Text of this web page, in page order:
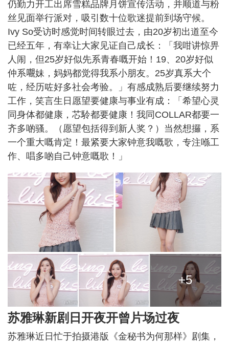
仍勤力开工出席雪糕品牌月饼宣传活动，并顺道与粉
丝见面举行派对，吸引数十位歌迷提前到场守候。
Ivy So受访时感觉时间转眼过去，由20岁初出道至今
已经五年，有幸让大家见证自己成长：「我咁讲惊畀
人闹，但25岁好似先系青春嘅开始！19、20岁好似
仲系𡃁妹，妈妈都觉得我系小朋友。25岁真系大个
咗，经历咗好多社会考验。」有感成熟后要继续努力
工作，笑言生日愿望要健康与事业有成：「希望心灵
同身体都健康，芯駖都要健康！我同COLLAR都要一
齐多啲骚。（愿望包括得到新人奖？）当然想攞，系
一个重大嘅肯定！最紧要大家钟意我嘅歌，专注喺工
作、唱多啲自己钟意嘅歌！」
+5
苏雅琳新剧日开夜开曾片场过夜
苏雅琳近日忙于拍摄港版《金秘书为何那样》剧集，